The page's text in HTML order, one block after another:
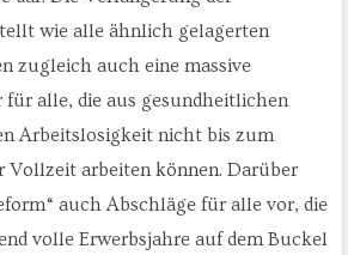
wie alle ähnlich gelagerten
zugleich auch eine massive
alle, die aus gesundheitlichen
Arbeitslosigkeit nicht bis zum
Vollzeit arbeiten können. Darüber
auch Abschläge für alle vor, die
volle Erwerbsjahre auf dem Buckel